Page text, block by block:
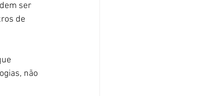
ser
de
não